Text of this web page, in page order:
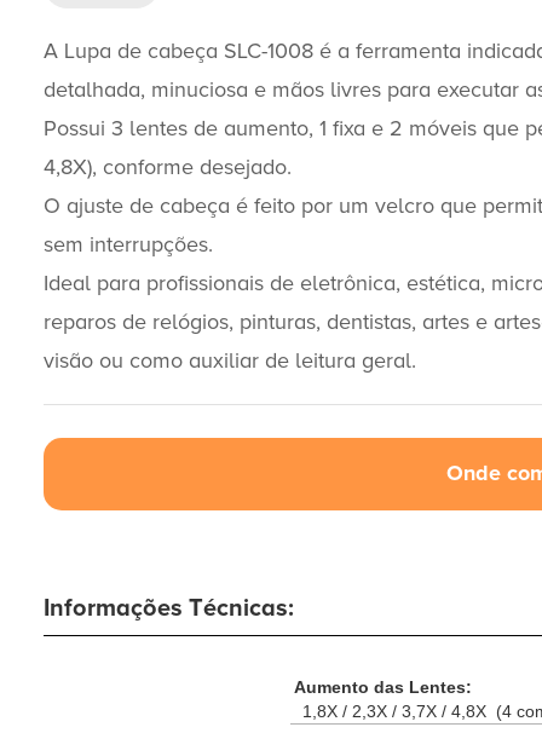
A Lupa de cabeça SLC-1008 é a ferramenta
detalhada, minuciosa e mãos livres para executar
Possui 3 lentes de aumento, 1 fixa e 2 móveis que
4,8X), conforme desejado.
O ajuste de cabeça é feito por um velcro que
sem interrupções.
Ideal para profissionais de eletrônica, estética,
reparos de relógios, pinturas, dentistas, artes e
visão ou como auxiliar de leitura geral.
Onde
Informações Técnicas:
Aumento das Lentes:
1,8X / 2,3X / 3,7X / 4,8X (4